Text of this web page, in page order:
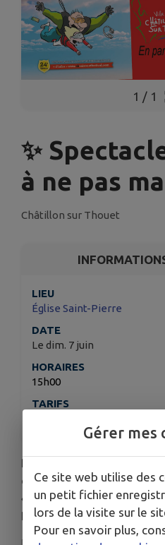
1 / 1
✨
à ne pas
Châtillon sur Thouet
LIEU
Église Saint-Pierre
DATE
Le dim. 7 juin
HORAIRES
15h00
TARIFS
Rendez-vous le
de l’église de Châtillon
« Le Grincement du
Ramasse-miettes 🤹
Gérer mes
Ce site web utilise des
un petit fichier
lors de la visite sur le
Pour en savoir plus,